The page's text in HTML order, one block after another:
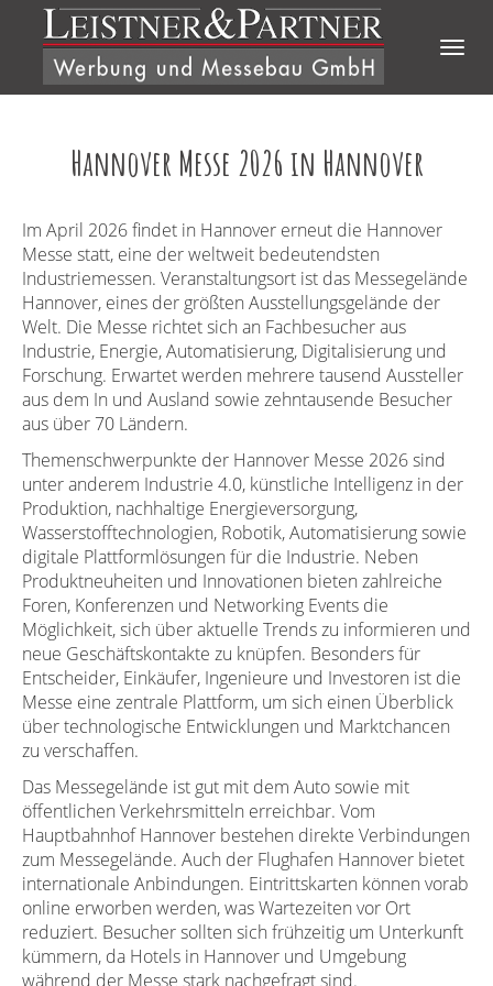
Direkt zum Inhalt
Hannover Messe 2026 in Hannover
Im April 2026 findet in Hannover erneut die Hannover
Messe statt, eine der weltweit bedeutendsten
Industriemessen. Veranstaltungsort ist das Messegelände
Hannover, eines der größten Ausstellungsgelände der
Welt. Die Messe richtet sich an Fachbesucher aus
Industrie, Energie, Automatisierung, Digitalisierung und
Forschung. Erwartet werden mehrere tausend Aussteller
aus dem In und Ausland sowie zehntausende Besucher
aus über 70 Ländern.
Themenschwerpunkte der Hannover Messe 2026 sind
unter anderem Industrie 4.0, künstliche Intelligenz in der
Produktion, nachhaltige Energieversorgung,
Wasserstofftechnologien, Robotik, Automatisierung sowie
digitale Plattformlösungen für die Industrie. Neben
Produktneuheiten und Innovationen bieten zahlreiche
Foren, Konferenzen und Networking Events die
Möglichkeit, sich über aktuelle Trends zu informieren und
neue Geschäftskontakte zu knüpfen. Besonders für
Entscheider, Einkäufer, Ingenieure und Investoren ist die
Messe eine zentrale Plattform, um sich einen Überblick
über technologische Entwicklungen und Marktchancen
zu verschaffen.
Das Messegelände ist gut mit dem Auto sowie mit
öffentlichen Verkehrsmitteln erreichbar. Vom
Hauptbahnhof Hannover bestehen direkte Verbindungen
zum Messegelände. Auch der Flughafen Hannover bietet
internationale Anbindungen. Eintrittskarten können vorab
online erworben werden, was Wartezeiten vor Ort
reduziert. Besucher sollten sich frühzeitig um Unterkunft
kümmern, da Hotels in Hannover und Umgebung
während der Messe stark nachgefragt sind.